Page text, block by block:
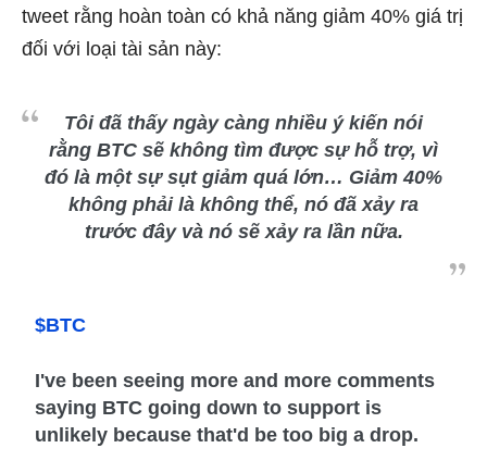
tweet rằng hoàn toàn có khả năng giảm 40% giá trị
đối với loại tài sản này:
Tôi đã thấy ngày càng nhiều ý kiến nói
rằng BTC sẽ không tìm được sự hỗ trợ, vì
đó là một sự sụt giảm quá lớn… Giảm 40%
không phải là không thể, nó đã xảy ra
trước đây và nó sẽ xảy ra lần nữa.
$BTC
I've been seeing more and more comments
saying BTC going down to support is
unlikely because that'd be too big a drop.